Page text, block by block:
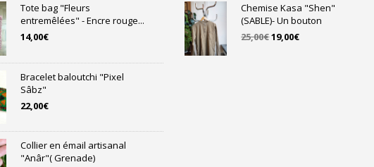
Tote bag "Fleurs
entremêlées" - Encre rouge...
14,00€
Bracelet baloutchi "Pixel
Sâbz"
22,00€
Collier en émail artisanal
"Anâr"( Grenade)
Chemise Kasa "Shen"
(SABLE)- Un bouton
25,00€Le
19,00€Le